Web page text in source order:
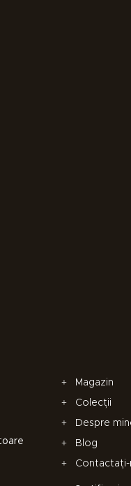
Magazin
Colecții
Despre
Blog
Contactați-